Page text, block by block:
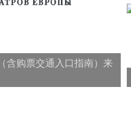
含购票交通入口指南）来